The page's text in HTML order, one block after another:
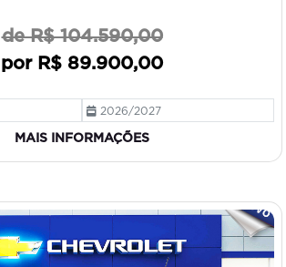
de R$ 104.590,00
por R$ 89.900,00
2026/2027
MAIS INFORMAÇÕES